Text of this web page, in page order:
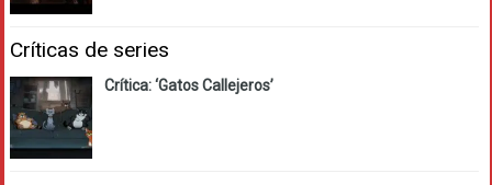
Críticas de series
Crítica: ‘Gatos Callejeros’